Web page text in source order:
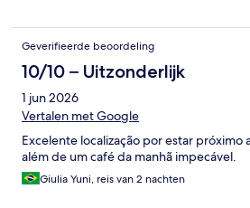
Geverifieerde beoordeling
10/10 – Uitzonderlijk
1 jun 2026
Vertalen met Google
Excelente localização por estar
além de um café da manhã impecável.
Giulia Yuni, reis van 2 nachten